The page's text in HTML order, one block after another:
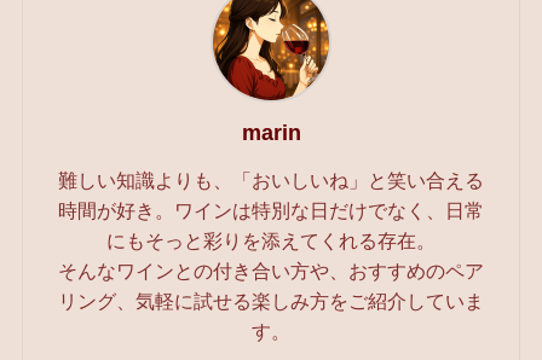
marin
難しい知識よりも、「おいしいね」と笑い合える
時間が好き。ワインは特別な日だけでなく、日常
にもそっと彩りを添えてくれる存在。
そんなワインとの付き合い方や、おすすめのペア
リング、気軽に試せる楽しみ方をご紹介していま
す。